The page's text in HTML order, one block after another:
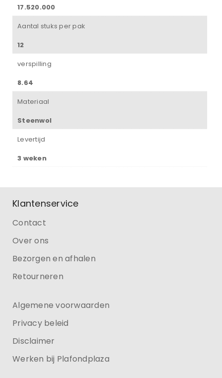
17.520.000
Aantal stuks per pak
12
verspilling
8.64
Materiaal
Steenwol
Levertijd
3 weken
Klantenservice
Contact
Over ons
Bezorgen en afhalen
Retourneren
Algemene voorwaarden
Privacy beleid
Disclaimer
Werken bij Plafondplaza